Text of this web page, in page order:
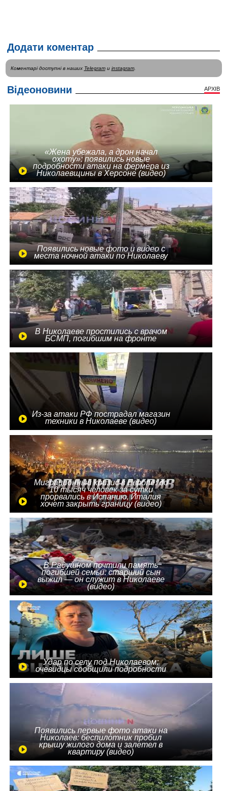
Додати коментар
Коментарі доступні в наших Telegramи instagram.
Відеоновини АРХІВ
«Жена убежала, а дрон начал
охоту»: появились новые
подробности атаки на фермера из
Николаевщины в Херсоне (видео)
Появились новые фото и видео с
места ночной атаки по Николаеву
В Николаеве простились с врачом
БСМП, погибшим на фронте
Из-за атаки РФ пострадал магазин
техники в Николаеве (видео)
Миграционный кризис в Европе: до
10 тысяч человек за сутки
прорвались в Испанию, Италия
хочет закрыть границу (видео)
В Радушном почтили память
погибшей семьи: старший сын
выжил — он служит в Николаеве
(видео)
Удар по селу под Николаевом:
очевидцы сообщили подробности
Появились первые фото атаки на
Николаев: беспилотник пробил
крышу жилого дома и залетел в
квартиру (видео)